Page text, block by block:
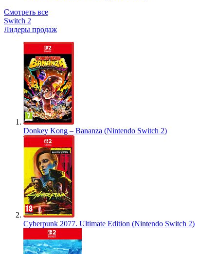
Смотреть все
Switch 2
Лидеры продаж
Donkey Kong – Bananza (Nintendo Switch 2)
Cyberpunk 2077. Ultimate Edition (Nintendo Switch 2)